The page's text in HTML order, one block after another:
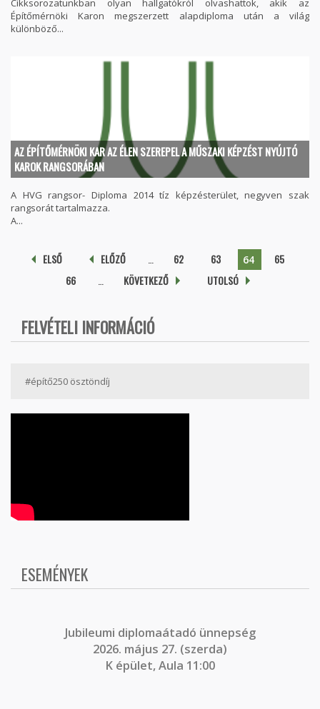
Cikksorozatunkban olyan hallgatókról olvashattok, akik az
Építőmérnöki Karon megszerzett alapdiploma után a világ
különböző...
AZ ÉPÍTŐMÉRNÖKI KAR AZ ÉLEN SZEREPEL A MŰSZAKI KÉPZÉST NYÚJTÓ
KAROK RANGSORÁBAN
A HVG rangsor- Diploma 2014 tíz képzésterület, negyven szak
rangsorát tartalmazza.
A...
Oldalak
ELSŐ ELŐZŐ 62 63 64
65
66
KÖVETKEZŐ UTOLSÓ
FELVÉTELI INFORMÁCIÓ
#építő250 ösztöndíj
ESEMÉNYEK
Jubileumi diplomaátadó ünnepség
2026. május 27. (szerda)
K épület, Aula 11:00